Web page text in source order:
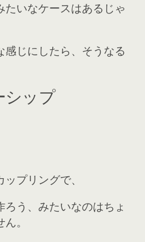
たいなケースはあるじゃ
感じにしたら、そうなる
シップ
ップリングで、
ろう、みたいなのはちょ
。